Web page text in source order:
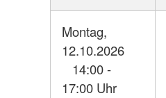
Montag,
12.10.2026
14:00 -
17:00 Uhr